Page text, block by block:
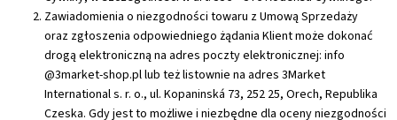
Zawiadomienia o niezgodności towaru z Umową Sprzedaży
oraz zgłoszenia odpowiedniego żądania Klient może dokonać
drogą elektroniczną na adres poczty elektronicznej: info
@3market-shop.pl lub też listownie na adres 3Market
International s. r. o., ul. Kopaninská 73, 252 25, Orech, Republika
Czeska. Gdy jest to możliwe i niezbędne dla oceny niezgodności